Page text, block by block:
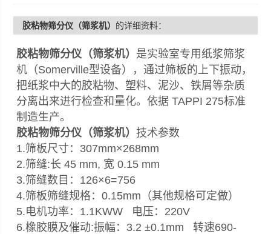
胶粘物筛分仪（筛浆机） 的详细资料：
胶粘物筛分仪（筛浆机） 是实验室专用纸浆筛浆
机（Somerville型设备），通过筛板的上下振动，
把纸浆中大的胶粘物、塑料、泥沙、铁屑等杂质
分离出来进行检查和量化。依据 TAPPI 275标准
制造生产。
胶粘物筛分仪（筛浆机） 技术参数
1.筛板尺寸：307mm×268mm
2.筛缝:长 45 mm, 宽 0.15 mm
3.筛缝数目：126×6=756
4.筛板筛缝规格：0.15mm（其他规格可定做）
5.电机功率：1.1KWW 电压：220V
6.橡胶膜及催动:振幅：3.2 ±0.1mm 转速690-